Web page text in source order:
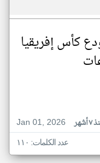
كأس إفريقيا
Jan 01, 2026
أشهر
عدد الكلمات: ١١٠